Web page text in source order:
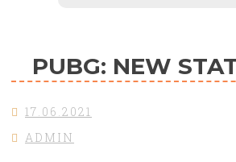
PUBG: NEW
17.06.2021
ADMIN